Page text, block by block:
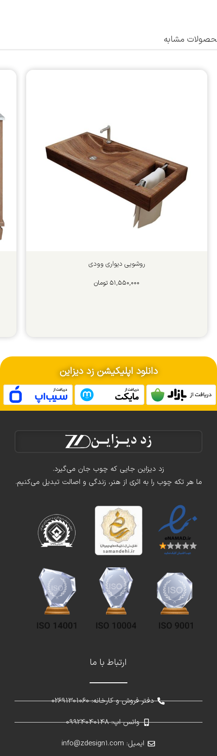
مشابه
روشویی دیواری وودی
۵۱,۵۵۰,۰۰۰ تومان
دانلود اپلیکیشن زد دیزاین
زد دیزاین جایی که چوب جان می‌گیرد.
ما هر تکه چوب را به اثری از هنر، زندگی و اصالت تبدیل می‌کنیم.
ارتباط با ما
دفتر فروش و کارخانه: 02691301060
واتس اپ: 09924040148
ایمیل: info@zdesign1.com